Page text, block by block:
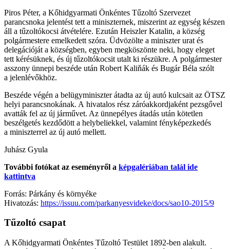
Piros Péter, a Kőhidgyarmati Önkéntes Tűzoltó Szervezet
parancsnoka jelentést tett a miniszternek, miszerint az egység készen
áll a tűzoltókocsi átvételére. Ezután Heiszler Katalin, a község
polgármestere emelkedett szóra. Üdvözölte a miniszter urat és
delegációját a községben, egyben megköszönte neki, hogy eleget
tett kérésüknek, és új tűzoltókocsit utalt ki részükre. A polgármester
asszony ünnepi beszéde után Robert Kaliňák és Bugár Béla szólt
a jelenlévőkhöz.
Beszéde végén a belügyminiszter átadta az új autó kulcsait az ÖTSZ
helyi parancsnokának. A hivatalos rész záróakkordjaként pezsgővel
avatták fel az új járművet. Az ünnepélyes átadás után kötetlen
beszélgetés kezdődött a helybeliekkel, valamint fényképezkedés
a miniszterrel az új autó mellett.
Juhász Gyula
További fotókat az eseményről a képgalériában talál ide
kattintva
Forrás: Párkány és környéke
Hivatozás: https://issuu.com/parkanyesvideke/docs/sao10-2015/9
Tűzoltó csapat
A Kőhidgyarmati Önkéntes Tűzoltó Testület 1892-ben alakult.